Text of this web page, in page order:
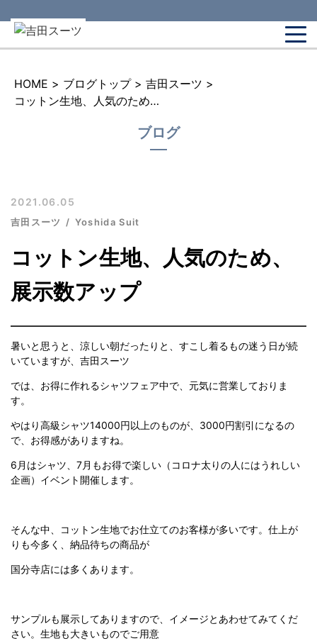
HOME > ブログトップ > 吉田スーツ >
コットン生地、人気のため、展示数アップ
ブログ
2021.06.05
吉田スーツ Yoshida Suit
コットン生地、人気のため、
展示数アップ
暑いと思うと、涼しい朝だったりと、すこし着るもの迷う日が続
いていますが、吉田スーツ
では、お得に作れるシャツフェア中で、元気に営業しておりま
す。
やはり高級シャツ14000円以上のものが、3000円割引になるの
で、お得感がありますね。
6月はシャツ、7月もお得で楽しい（コロナ太りの人にはうれしい
企画）イベント開催します。
そんな中、コットン生地でお仕立てのお客様が多いです。仕上が
りも今多く、納品待ちの商品が
国分寺店には多くあります。
サンプルも展示してありますので、イメージとあわせてみてくだ
さい。生地も大きいものでご用意